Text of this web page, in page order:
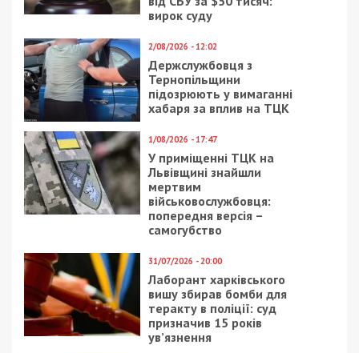
8/02/2021 - 14:50
Освещение на
обновленной улице
Короленко в Днепре
оценили на
международном
конкурсе
5/04/2021 - 11:31
Мендель рассказала о
разнообразии
«украинского русского